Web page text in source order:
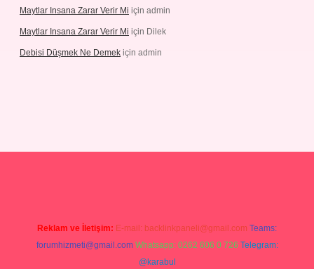
Maytlar Insana Zarar Verir Mi için admin
Maytlar Insana Zarar Verir Mi için Dilek
Debisi Düşmek Ne Demek için admin
Reklam ve İletişim: E-mail: backlinkpaneli@gmail.com Teams:
forumhizmeti@gmail.com Whatsapp: 0262 606 0 726 Telegram:
@karabul